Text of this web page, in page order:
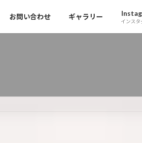
お問い合わせ ギャラリー
インスタ